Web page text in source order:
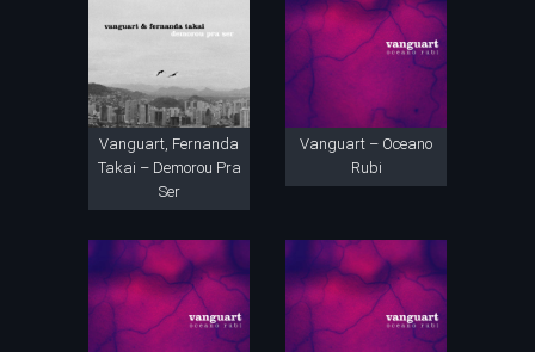
Vanguart, Fernanda
Takai – Demorou Pra
Ser
Vanguart – Oceano
Rubi